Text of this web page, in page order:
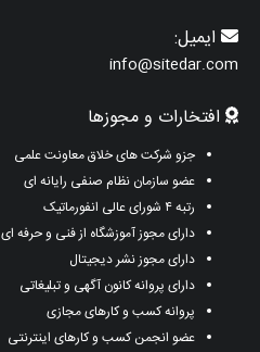
ایمیل:
info@sitedar.com
افتخارات و مجوزها
جزو شرکت های خلاق معاونت علمی
عضو سازمان نظام صنفی رایانه ای
رتبه ۴ شورای عالی انفورماتیک
دارای مجوز آموزشگاه از فنی و حرفه ای
دارای مجوز نشر دیجیتال
دارای پروانه کانون آگهی و تبلیغاتی
پروانه کسب و کارهای مجازی
عضو انجمن کسب و کارهای اینترنتی